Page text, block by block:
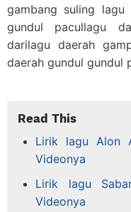
gambang suling lagu
gundul pacullagu
darilagu daerah
daerah gundul gundul
Read This
Lirik lagu Alon
Videonya
Lirik lagu
Videonya